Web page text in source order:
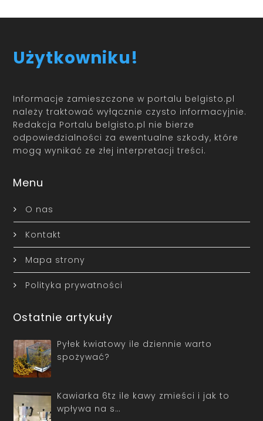
Użytkowniku!
Informacje zamieszczone w portalu belgisto.pl
należy traktować wyłącznie czysto informacyjnie.
Redakcja Portalu belgisto.pl nie bierze
odpowiedzialności za ewentualne szkody, które
mogą wynikać ze złej interpretacji treści.
Menu
O nas
Kontakt
Mapa strony
Polityka prywatności
Ostatnie artykuły
Pyłek kwiatowy ile dziennie warto
spożywać?
Kawiarka 6tz ile kawy zmieści i jak to
wpływa na s…